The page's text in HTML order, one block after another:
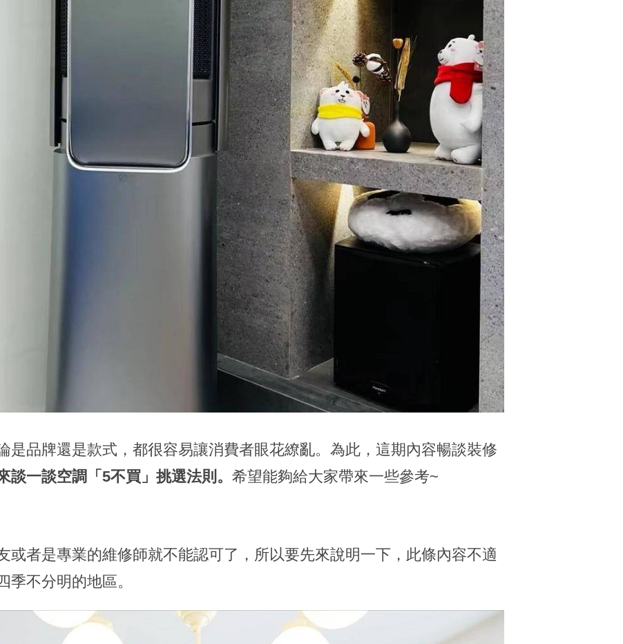
是品牌還是款式，都很容易讓消費者眼花繚亂。為此，這期內容暢談裝修
談一談空調「5不買」挑選法則。 希望能夠給大家帶來一些參考~
或者是專業的維修師就不能認可了，所以要先來說明一下，此條內容不適
季不分明的地區。